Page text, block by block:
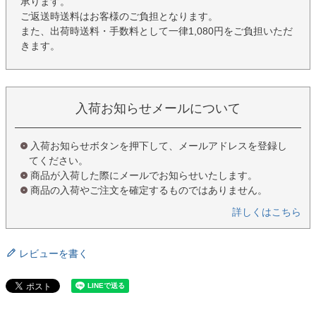
ご返送時送料はお客様のご負担となります。
また、出荷時送料・手数料として一律1,080円をご負担いただ
きます。
入荷お知らせメールについて
入荷お知らせボタンを押下して、メールアドレスを登録し
てください。
商品が入荷した際にメールでお知らせいたします。
商品の入荷やご注文を確定するものではありません。
詳しくはこちら
レビューを書く